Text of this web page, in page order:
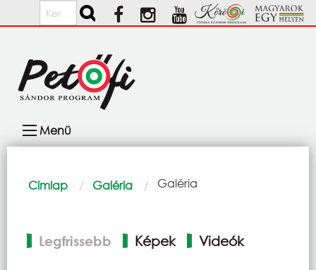
Ugrás a tartalomra
Keresés
navigáció
Menü
Morzsa
Címlap Galéria Current:
Galéria
fülek
Legfrissebb Képek Videók